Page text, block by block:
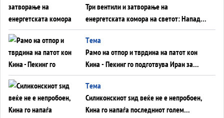
Три вентили и затворање на
енергетската комора на светот: Нападот
во Суец најавува глобален енергетски
инфаркт?
Tема
Рамо на отпор и тврдина на патот кон
Кина - Пекинг го подготвува Иран за
американска копнена инвазија
Tема
Силиконскиот ѕид веќе не е непробоен,
Кина го напаѓа последниот голем